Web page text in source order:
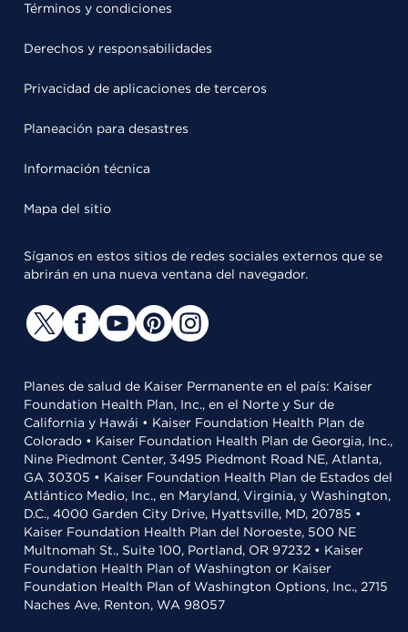
Términos y condiciones
Derechos y responsabilidades
Privacidad de aplicaciones de terceros
Planeación para desastres
Información técnica
Mapa del sitio
Síganos en estos sitios de redes sociales externos que se
abrirán en una nueva ventana del navegador.
Planes de salud de Kaiser Permanente en el país: Kaiser
Foundation Health Plan, Inc., en el Norte y Sur de
California y Hawái • Kaiser Foundation Health Plan de
Colorado • Kaiser Foundation Health Plan de Georgia, Inc.,
Nine Piedmont Center, 3495 Piedmont Road NE, Atlanta,
GA 30305 • Kaiser Foundation Health Plan de Estados del
Atlántico Medio, Inc., en Maryland, Virginia, y Washington,
D.C., 4000 Garden City Drive, Hyattsville, MD, 20785 •
Kaiser Foundation Health Plan del Noroeste, 500 NE
Multnomah St., Suite 100, Portland, OR 97232 • Kaiser
Foundation Health Plan of Washington or Kaiser
Foundation Health Plan of Washington Options, Inc., 2715
Naches Ave, Renton, WA 98057